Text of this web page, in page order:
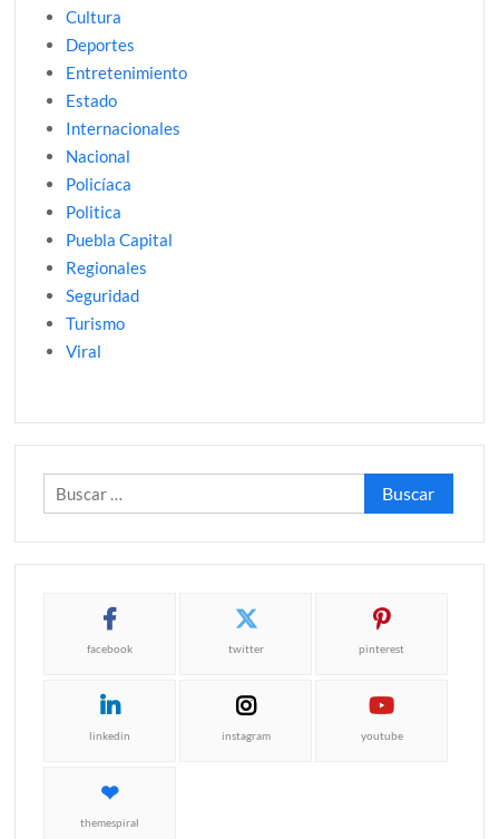
Cultura
Deportes
Entretenimiento
Estado
Internacionales
Nacional
Policíaca
Politica
Puebla Capital
Regionales
Seguridad
Turismo
Viral
Buscar:
facebook twitter pinterest
linkedin instagram youtube
themespiral